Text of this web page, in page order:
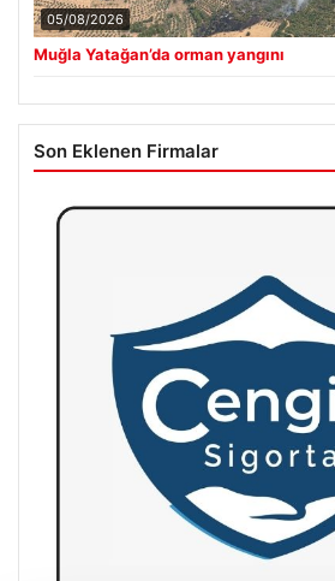
05/08/2026
Muğla Yatağan’da orman yangını
Son Eklenen Firmalar